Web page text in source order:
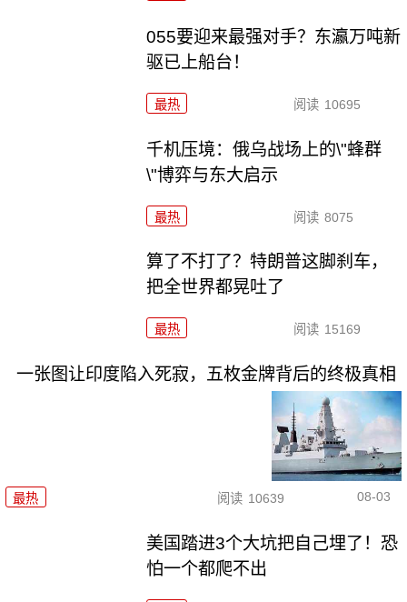
055要迎来最强对手？东瀛万吨新
驱已上船台！
最热 阅读 10695
千机压境：俄乌战场上的\"蜂群
\"博弈与东大启示
最热 阅读 8075
算了不打了？特朗普这脚刹车，
把全世界都晃吐了
最热 阅读 15169
一张图让印度陷入死寂，五枚金牌背后的终极真相
最热 阅读 10639 08-03
美国踏进3个大坑把自己埋了！恐
怕一个都爬不出